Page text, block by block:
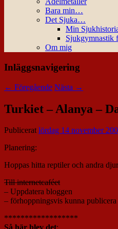
Bara min…
Det Sjuka…
Min
Sjukgymnastik
Om mig
Inläggsnavigering
← Föregående Nästa →
Turkiet – Alanya –
Publiceratlördag 14 november
Planering:
Hoppas hitta reptiler och andra
Till internetcaféet
– Uppdatera bloggen
– förhoppningsvis kunna
******************